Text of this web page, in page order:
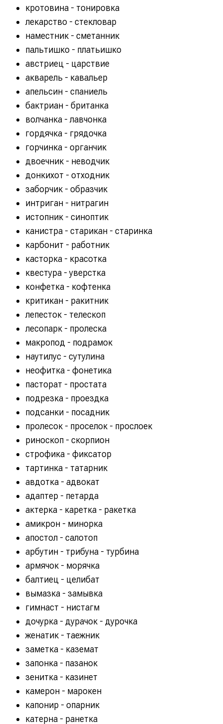
кротовина - тонировка
лекарство - стекловар
наместник - сметанник
пальтишко - платьишко
австриец - царствие
акварель - кавальер
апельсин - спаниель
бактриан - британка
волчанка - лавчонка
гордячка - грядочка
горчинка - органчик
двоечник - неводчик
донкихот - отходник
заборчик - образчик
интриган - нитрагин
истопник - синоптик
канистра - старикан - старинка
карбонит - работник
касторка - красотка
квестура - уверстка
конфетка - кофтенка
критикан - ракитник
лепесток - телескоп
лесопарк - пролеска
макропод - подрамок
наутилус - сутулина
неофитка - фонетика
пасторат - простата
подрезка - проездка
подсанки - посадник
пролесок - проселок - прослоек
риноскоп - скорпион
строфика - фиксатор
тартинка - татарник
авдотка - адвокат
адаптер - петарда
актерка - каретка - ракетка
амикрон - минорка
апостол - салотоп
арбутин - трибуна - турбина
армячок - морячка
балтиец - целибат
вымазка - замывка
гимнаст - нистагм
дочурка - дурачок - дурочка
женатик - таежник
заметка - каземат
запонка - пазанок
зенитка - казинет
камерон - марокен
капонир - опарник
катерна - ранетка